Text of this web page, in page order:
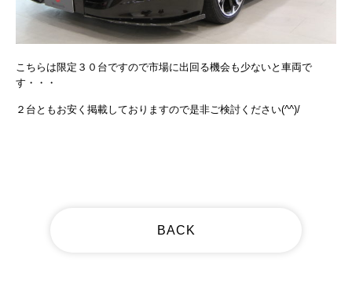
こちらは限定３０台ですので市場に出回る機会も少ないと車両で
す・・・
２台ともお安く掲載しておりますので是非ご検討ください(^^)/
BACK